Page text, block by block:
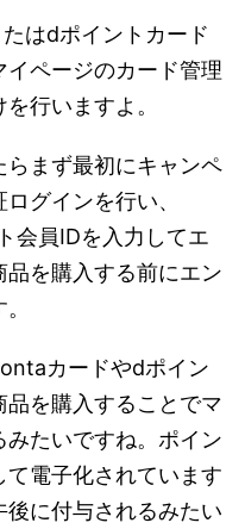
はdポイントカード
ページのカード管理
行いますよ。
まず最初にキャンペ
グインを行い、
会員IDを入力してエ
を購入する前にエン
カードやdポイン
品を購入することでマ
たいですね。ポイン
て電子化されています
に付与されるみたい